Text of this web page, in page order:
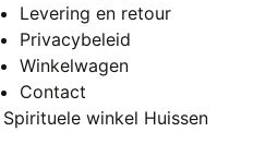
Levering en retour
Privacybeleid
Winkelwagen
Contact
Spirituele winkel Huissen